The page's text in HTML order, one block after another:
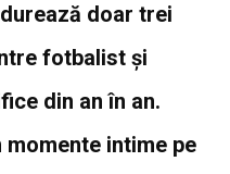
doar trei
fotbalist și
din an în an.
intime pe